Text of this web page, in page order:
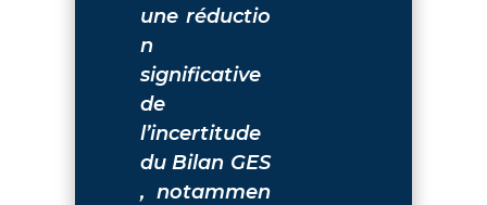
une réductio
n
significative
de
l’incertitude
du Bilan GES
, notammen